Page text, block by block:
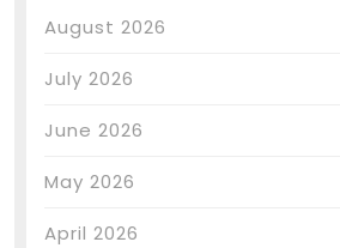
August 2026
July 2026
June 2026
May 2026
April 2026